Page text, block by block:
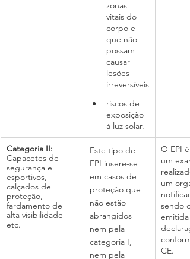
zonas
vitais do
corpo e
que não
possam
causar
lesões
irreversíveis
riscos de
exposição
à luz solar.
Categoria II:
Capacetes de
segurança e
esportivos,
calçados de
proteção,
fardamento de
alta visibilidade
etc.
Este tipo de
EPI insere-se
em casos de
proteção que
não estão
abrangidos
nem pela
categoria I,
nem pela
O EPI
um
um
sendo
emitida
CE.